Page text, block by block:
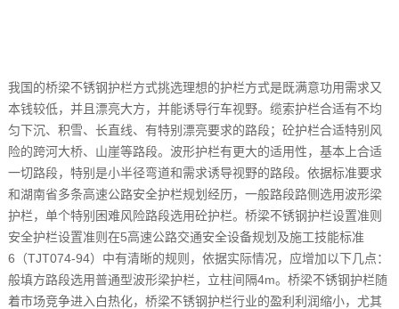
我国的桥梁不锈钢护栏方式挑选理想的护栏方式是既满意功用需求又
本钱较低，并且漂亮大方，并能诱导行车视野。缆索护栏合适有不均
匀下沉、积雪、长直线、有特别漂亮要求的路段；砼护栏合适特别风
险的跨河大桥、山崖等路段。波形护栏有更大的适用性，基本上合适
一切路段，特别是小半径弯道和需求诱导视野的路段。依据标准要求
和湖南省多条高速公路安全护栏规划经历，一般路段路侧选用波形梁
护栏，单个特别困难风险路段选用砼护栏。桥梁不锈钢护栏设置准则
安全护栏设置准则在5高速公路交通安全设备规划及施工技能标准
6（TJT074-94）中有清晰的规则，依据实际情况，应增加以下几点：
般填方路段选用普通型波形梁护栏，立柱间隔4m。桥梁不锈钢护栏随
着市场竞争进入白热化，桥梁不锈钢护栏行业的盈利利润缩小，尤其